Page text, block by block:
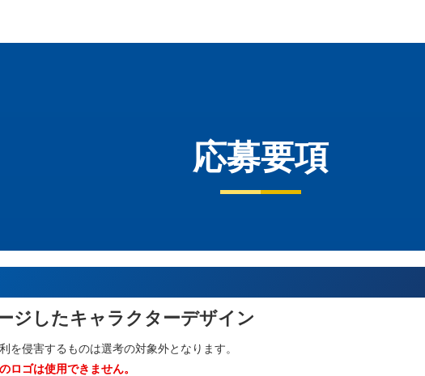
応募要項
ジしたキャラクターデザイン
を侵害するものは選考の対象外となります。
ロゴは使用できません。